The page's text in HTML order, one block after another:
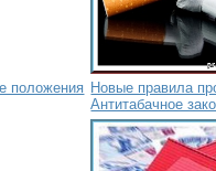
положения Новые правила
Антитабачное